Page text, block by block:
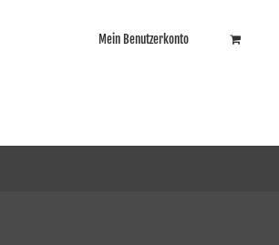
Mein Benutzerkonto